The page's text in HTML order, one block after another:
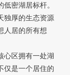
密湖居标杆。
独厚的生态资源
人居的所有想
区拥有一处湖
仅是一个居住的